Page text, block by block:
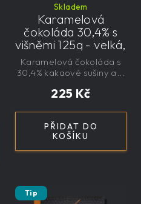
Skladem
Karamelová
čokoláda 30,4% s
višněmi 125g - velká,
řemeslná,
exkluzivní, dárková
225 Kč
PŘIDAT DO
KOŠÍKU
Karamelová čokoláda s
30,4% kakaové sušiny a...
Tip